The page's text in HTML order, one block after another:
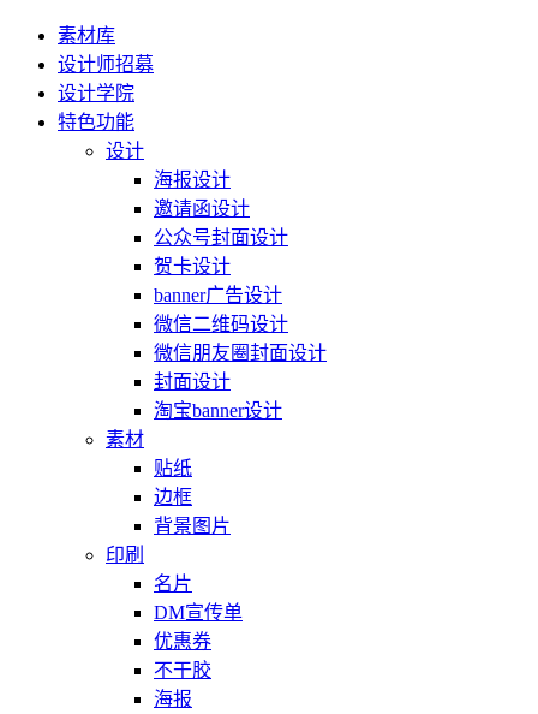
素材库
设计师招募
设计学院
特色功能
设计
海报设计
邀请函设计
公众号封面设计
贺卡设计
banner广告设计
微信二维码设计
微信朋友圈封面设计
封面设计
淘宝banner设计
素材
贴纸
边框
背景图片
印刷
名片
DM宣传单
优惠券
不干胶
海报